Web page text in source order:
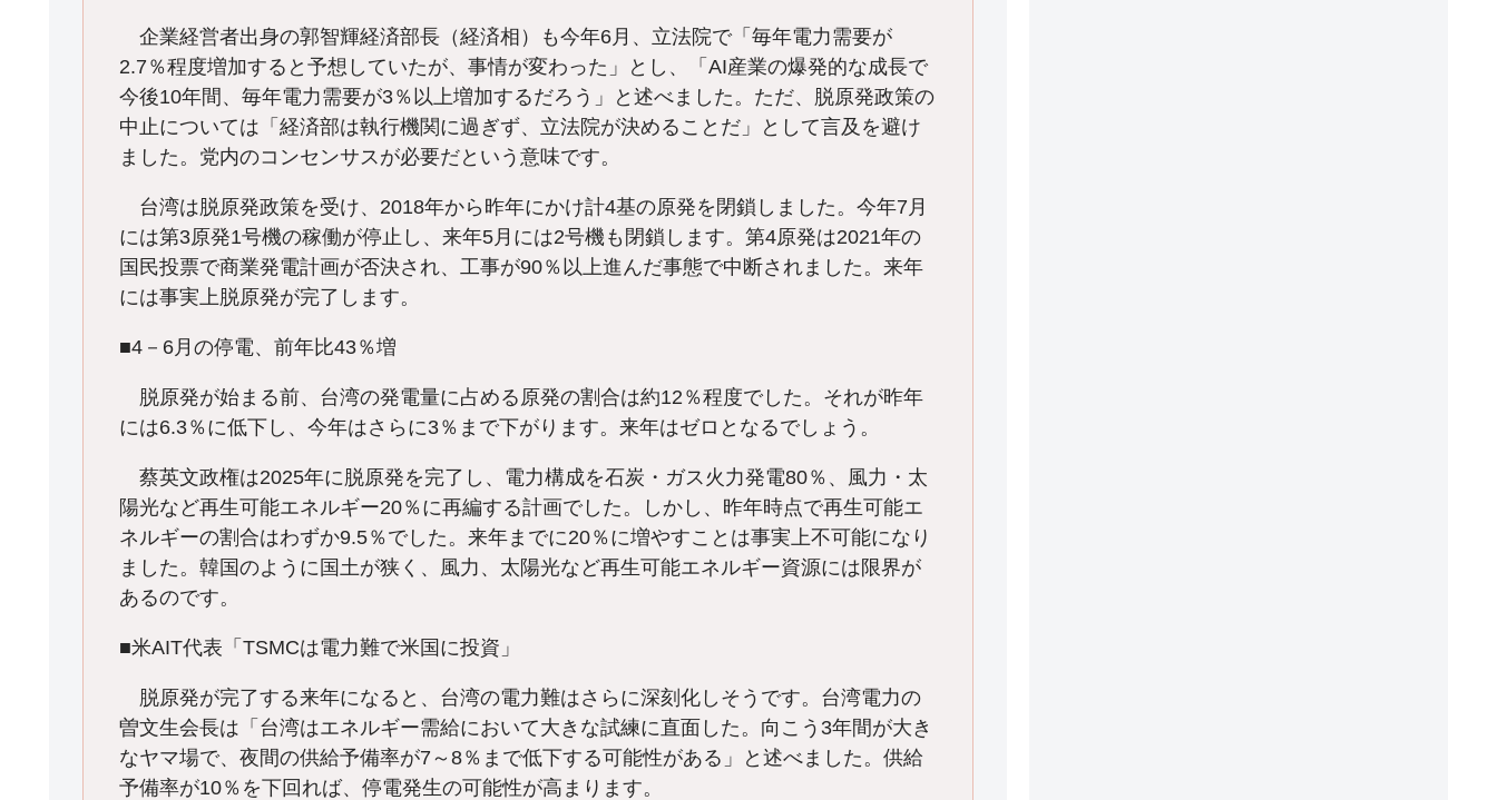
企業経営者出身の郭智輝経済部長（経済相）も今年6月、立法院で「毎年電力需要が
2.7％程度増加すると予想していたが、事情が変わった」とし、「AI産業の爆発的な成長で
今後10年間、毎年電力需要が3％以上増加するだろう」と述べました。ただ、脱原発政策の
中止については「経済部は執行機関に過ぎず、立法院が決めることだ」として言及を避け
ました。党内のコンセンサスが必要だという意味です。
台湾は脱原発政策を受け、2018年から昨年にかけ計4基の原発を閉鎖しました。今年7月
には第3原発1号機の稼働が停止し、来年5月には2号機も閉鎖します。第4原発は2021年の
国民投票で商業発電計画が否決され、工事が90％以上進んだ事態で中断されました。来年
には事実上脱原発が完了します。
■4－6月の停電、前年比43％増
脱原発が始まる前、台湾の発電量に占める原発の割合は約12％程度でした。それが昨年
には6.3％に低下し、今年はさらに3％まで下がります。来年はゼロとなるでしょう。
蔡英文政権は2025年に脱原発を完了し、電力構成を石炭・ガス火力発電80％、風力・太
陽光など再生可能エネルギー20％に再編する計画でした。しかし、昨年時点で再生可能エ
ネルギーの割合はわずか9.5％でした。来年までに20％に増やすことは事実上不可能になり
ました。韓国のように国土が狭く、風力、太陽光など再生可能エネルギー資源には限界が
あるのです。
■米AIT代表「TSMCは電力難で米国に投資」
脱原発が完了する来年になると、台湾の電力難はさらに深刻化しそうです。台湾電力の
曽文生会長は「台湾はエネルギー需給において大きな試練に直面した。向こう3年間が大き
なヤマ場で、夜間の供給予備率が7～8％まで低下する可能性がある」と述べました。供給
予備率が10％を下回れば、停電発生の可能性が高まります。